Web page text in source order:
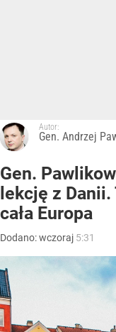
Autor:
Gen. Andrzej
Gen.
lekcję z
cała Europa
Dodano:wczoraj 5:31